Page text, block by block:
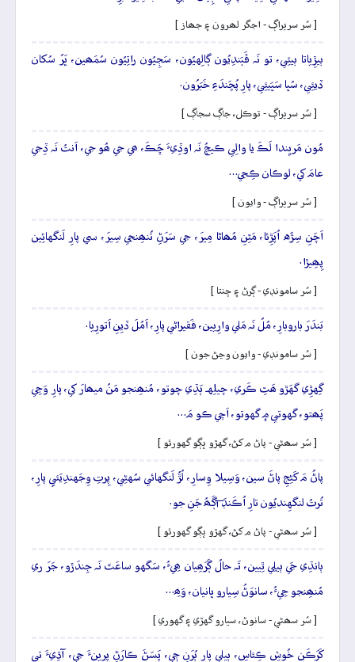
[ سُر سريراڳ - اجگر لھرون ۽ جھاز ]
ٻيڙِياتا ٻيئِي، تو نَہ ڦَٻَندِيُون ڳالِهيُون، سَڄِيُون راتِيُون سُمَھين، ڀَرُ سُکان
ڏيئِي، سُڀا سَڀَيئِي، پارِ پُڇَندَءِ خَبَرُون.
[ سُر سريراڳ - توڪل، جاڳ سجاڳ ]
مُون مَريِندا لَڪَ يا والِي ڪيچُ نَہ اوڏِيءَ ڇَڪَ، ھي جي ھُو جي، اَنتُ نَہ ڏِجي
عامَ کي، لوڪان ڪِجي…
[ سُر سريراڳ - وايون ]
اَچَنِ سِڙَه اُپَڙِئا، مَٿِنِ مُھاڻا مِيرَ، جي سَرَڻِ تُنھِنجي سِيرَ، سي پارِ لَنگهائِين
پِھِيڙا.
[ سُر سامونڊي - ڳرڻ ۽ چنتا ]
بَندَرَ باروبارِ، مُلُ نَہ مَلي وارِيين، فَقيراڻي پارِ، اَمُلَ ڏيِنِ اَتورِيا.
[ سُر سامونڊي - وايون وڃڻ جون ]
گِهڙِي گهَڙو ھَٿِ ڪَري، چيلِهہ ٻَڌِي چوتو، مُنھِنجو مَنُ ميھارَ کي، پارِ وَڃِي
پَھتو، گهوتي ۾ گهوتو، اَچي ڪو مَ…
[ سُر سھڻي - پاڻ م کڻ، گهڙو ڀڳو گهورئو ]
پاڻُ مَ کَڻِجِ پاڻَ سين، وَسِيلا وِسارِ، لُڙُ لَنگهائي سُهڻِي، پِرتِ وِجَهندِيَئيِ پارِ،
تُرتُ لنگهِنديُون تارِ اُڪَنڊَ آڳَھُ جَنِ جو.
[ سُر سھڻي - پاڻ م کڻ، گهڙو ڀڳو گهورئو ]
ٻانڌِي جَي ٻيلِي ٿِيين، تَہ حالُ ڳَرَھِيان ھِيءُ، سَگهو ساعَتَ نَہ جِندَڙو، جَرَ ري
مُنھِنجو جِيءُ، سانوَڻُ سِيارو ڀانيان، وَھِ…
[ سُر سھڻي - سانوڻ، سيارو گهڙي ۽ گهوري ]
کَرَڪَنِ خُوشِ ڪِئاسِ، ٻيلي پارِ ٻُرَنِ جٖي، پَسَڻَ ڪارَڻِ پِرِينءَ جي، آڌِيءَ تي